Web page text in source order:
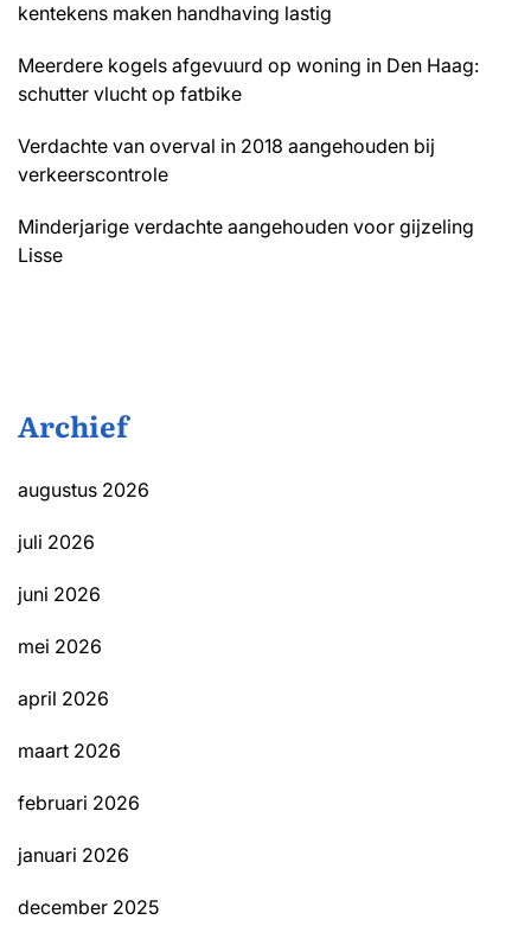
kentekens maken handhaving lastig
Meerdere kogels afgevuurd op woning in Den Haag:
schutter vlucht op fatbike
Verdachte van overval in 2018 aangehouden bij
verkeerscontrole
Minderjarige verdachte aangehouden voor gijzeling
Lisse
Archief
augustus 2026
juli 2026
juni 2026
mei 2026
april 2026
maart 2026
februari 2026
januari 2026
december 2025